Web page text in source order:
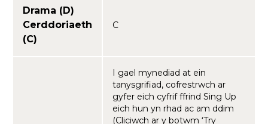
Drama (D)
Cerddoriaeth
(C)
C
I gael mynediad at ein
tanysgrifiad, cofrestrwch ar
gyfer eich cyfrif ffrind Sing Up
eich hun yn rhad ac am ddim
(Cliciwch ar y botwm ‘Try